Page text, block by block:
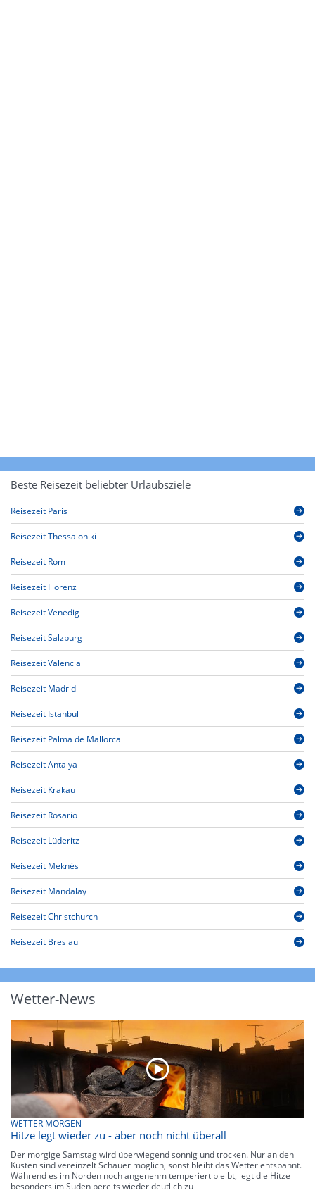
Beste Reisezeit beliebter Urlaubsziele
Reisezeit Paris
Reisezeit Thessaloniki
Reisezeit Rom
Reisezeit Florenz
Reisezeit Venedig
Reisezeit Salzburg
Reisezeit Valencia
Reisezeit Madrid
Reisezeit Istanbul
Reisezeit Palma de Mallorca
Reisezeit Antalya
Reisezeit Krakau
Reisezeit Rosario
Reisezeit Lüderitz
Reisezeit Meknès
Reisezeit Mandalay
Reisezeit Christchurch
Reisezeit Breslau
Wetter-News
WETTER MORGEN
Hitze legt wieder zu - aber noch nicht überall
Der morgige Samstag wird überwiegend sonnig und trocken. Nur an den
Küsten sind vereinzelt Schauer möglich, sonst bleibt das Wetter entspannt.
Während es im Norden noch angenehm temperiert bleibt, legt die Hitze
besonders im Süden bereits wieder deutlich zu